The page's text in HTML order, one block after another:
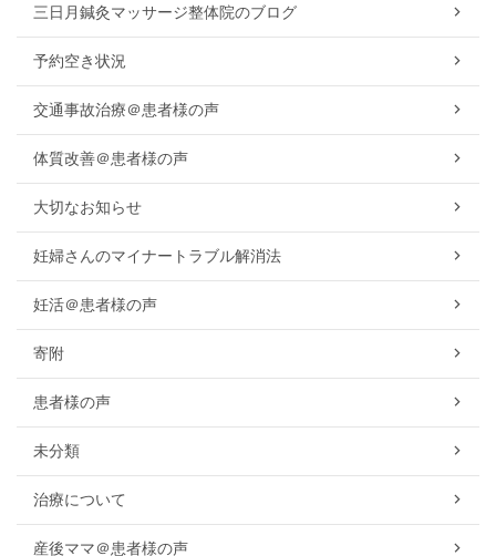
三日月鍼灸マッサージ整体院のブログ
予約空き状況
交通事故治療＠患者様の声
体質改善＠患者様の声
大切なお知らせ
妊婦さんのマイナートラブル解消法
妊活＠患者様の声
寄附
患者様の声
未分類
治療について
産後ママ＠患者様の声